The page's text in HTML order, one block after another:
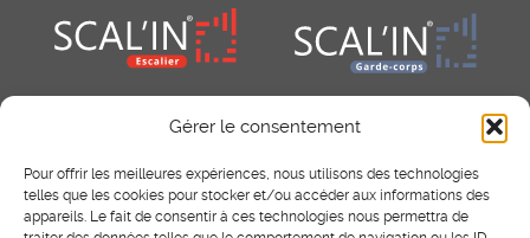
Gérer le consentement
Pour offrir les meilleures expériences, nous utilisons des technologies
telles que les cookies pour stocker et/ou accéder aux informations des
appareils. Le fait de consentir à ces technologies nous permettra de